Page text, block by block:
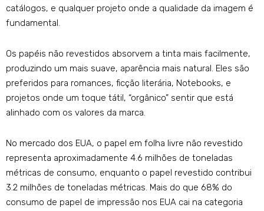
catálogos, e qualquer projeto onde a qualidade da imagem é
fundamental.
Os papéis não revestidos absorvem a tinta mais facilmente,
produzindo um mais suave, aparência mais natural. Eles são
preferidos para romances, ficção literária, Notebooks, e
projetos onde um toque tátil, “orgânico” sentir que está
alinhado com os valores da marca.
No mercado dos EUA, o papel em folha livre não revestido
representa aproximadamente 4.6 milhões de toneladas
métricas de consumo, enquanto o papel revestido contribui
3.2 milhões de toneladas métricas. Mais do que 68% do
consumo de papel de impressão nos EUA cai na categoria